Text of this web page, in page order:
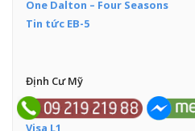
One Dalton – Four Seasons
Tin tức EB-5
Định Cư Mỹ
Đầu tư định cư EB-5
Visa L1